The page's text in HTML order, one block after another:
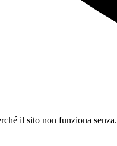
il sito non funziona senza.